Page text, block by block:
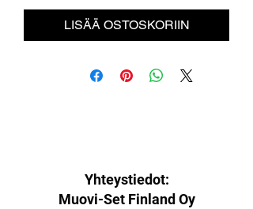
LISÄÄ OSTOSKORIIN
Yhteystiedot:
Muovi-Set Finland Oy